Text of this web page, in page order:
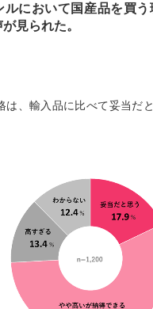
ルにおいて国産品を買
見られた。
は、輸入品に比べて妥当だ